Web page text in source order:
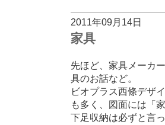
2011年09月14日
家具
先ほど、家具メーカ
具のお話など。
ビオプラス西條デザ
も多く、図面には「
下足収納は必ずと言